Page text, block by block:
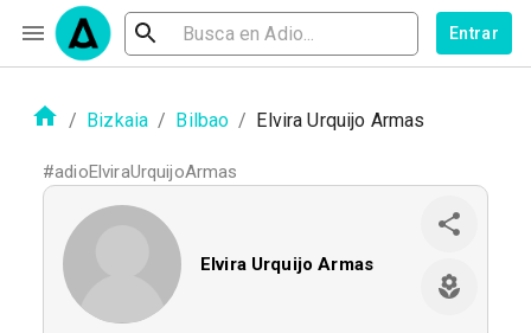
Entrar
/ Bizkaia / Bilbao / Elvira Urquijo Armas
#adioElviraUrquijoArmas
Elvira Urquijo Armas